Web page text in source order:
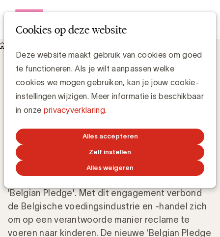
Cookies op deze website
Deze website maakt gebruik van cookies om goed
te functioneren. Als je wilt aanpassen welke
cookies we mogen gebruiken, kan je jouw cookie-
instellingen wijzigen. Meer informatie is beschikbaar
in onze privacyverklaring.
Alles accepteren
Zelf instellen
Alles weigeren
Tekent u ook de nieuwe zelfregulering voor de
voedingsindustrie?
Tekent u ook de nieuwe zelfregulering
voor de voedingsindustrie?
19 JUNI 2017
'Belgian Pledge'. Met dit engagement verbond
de Belgische voedingsindustrie en -handel zich
om op een verantwoorde manier reclame te
voeren naar kinderen. De nieuwe 'Belgian Pledge